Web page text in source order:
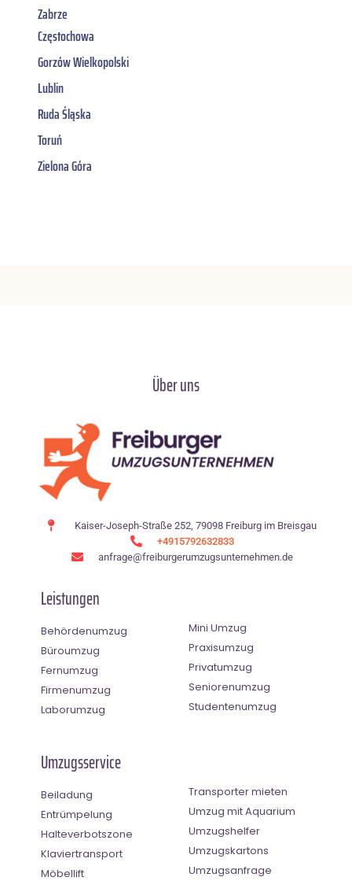
Zabrze
Częstochowa
Gorzów Wielkopolski
Lublin
Ruda Śląska
Toruń
Zielona Góra
Über uns
Kaiser-Joseph-Straße 252, 79098 Freiburg im Breisgau
+4915792632833
anfrage@freiburgerumzugsunternehmen.de
Leistungen
Behördenumzug
Büroumzug
Fernumzug
Firmenumzug
Laborumzug
Mini Umzug
Praxisumzug
Privatumzug
Seniorenumzug
Studentenumzug
Umzugsservice
Beiladung
Entrümpelung
Halteverbotszone
Klaviertransport
Möbellift
Transporter mieten
Umzug mit Aquarium
Umzugshelfer
Umzugskartons
Umzugsanfrage